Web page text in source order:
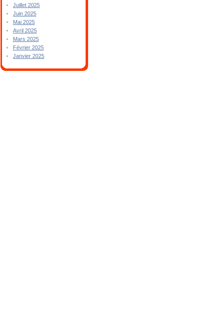
Juillet 2025
Juin 2025
Mai 2025
Avril 2025
Mars 2025
Février 2025
Janvier 2025